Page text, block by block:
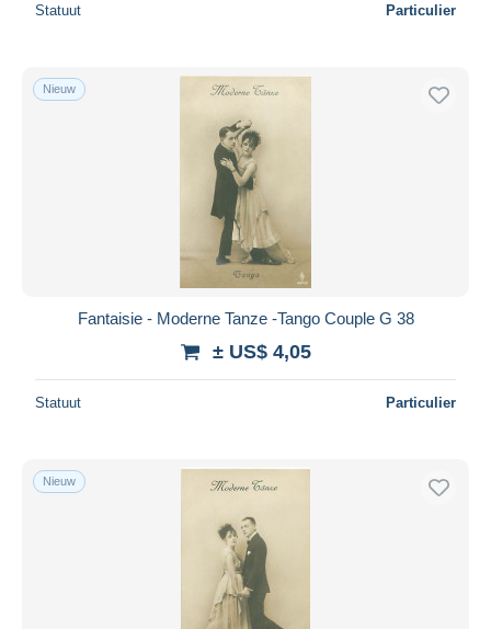
Statuut Particulier
Nieuw
Fantaisie - Moderne Tanze -Tango Couple G 38
± US$ 4,05
Statuut Particulier
Nieuw